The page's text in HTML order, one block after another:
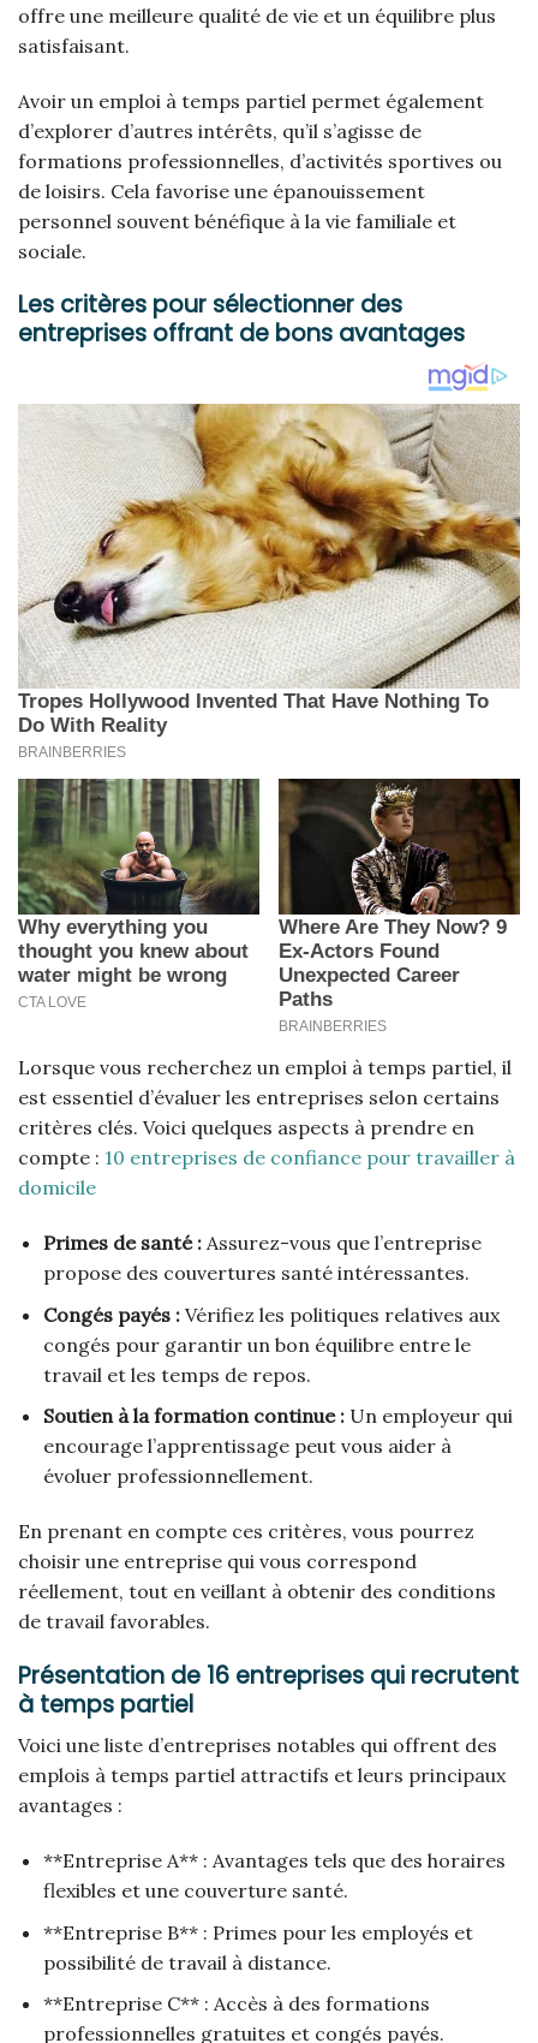
offre une meilleure qualité de vie et un équilibre plus
satisfaisant.
Avoir un emploi à temps partiel permet également
d’explorer d’autres intérêts, qu’il s’agisse de
formations professionnelles, d’activités sportives ou
de loisirs. Cela favorise une épanouissement
personnel souvent bénéfique à la vie familiale et
sociale.
Les critères pour sélectionner des
entreprises offrant de bons avantages
Lorsque vous recherchez un emploi à temps partiel, il
est essentiel d’évaluer les entreprises selon certains
critères clés. Voici quelques aspects à prendre en
compte : 10 entreprises de confiance pour travailler à
domicile
Primes de santé :Assurez-vous que l’entreprise
propose des couvertures santé intéressantes.
Congés payés :Vérifiez les politiques relatives aux
congés pour garantir un bon équilibre entre le
travail et les temps de repos.
Soutien à la formation continue :Un employeur qui
encourage l’apprentissage peut vous aider à
évoluer professionnellement.
En prenant en compte ces critères, vous pourrez
choisir une entreprise qui vous correspond
réellement, tout en veillant à obtenir des conditions
de travail favorables.
Présentation de 16 entreprises qui recrutent
à temps partiel
Voici une liste d’entreprises notables qui offrent des
emplois à temps partiel attractifs et leurs principaux
avantages :
**Entreprise A** : Avantages tels que des horaires
flexibles et une couverture santé.
**Entreprise B** : Primes pour les employés et
possibilité de travail à distance.
**Entreprise C** : Accès à des formations
professionnelles gratuites et congés payés.